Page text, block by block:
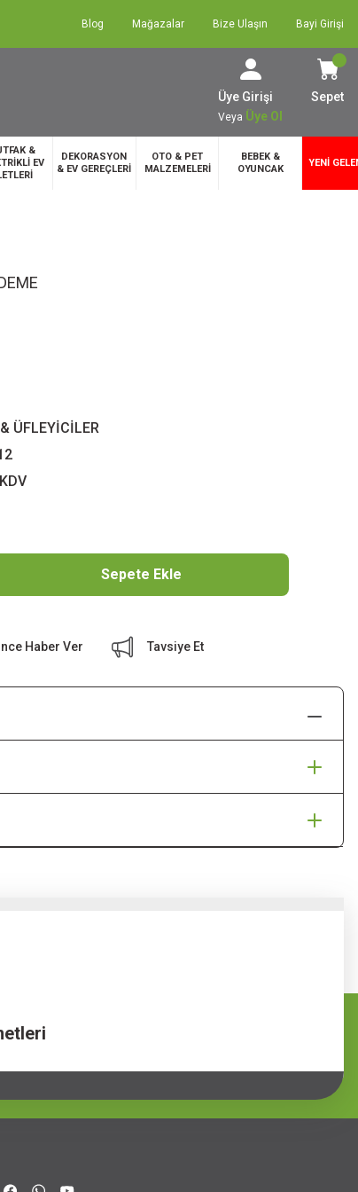
Blog Mağazalar Bize Ulaşın Bayi Girişi
Üye Girişi
Veya Üye Ol
Sepet
&
EV
DEKORASYON
& EV GEREÇLERİ
OTO & PET
MALZEMELERİ
BEBEK &
OYUNCAK
YENİ
ÜFLEYİCİLER
Sepete Ekle
Haber Ver Tavsiye Et